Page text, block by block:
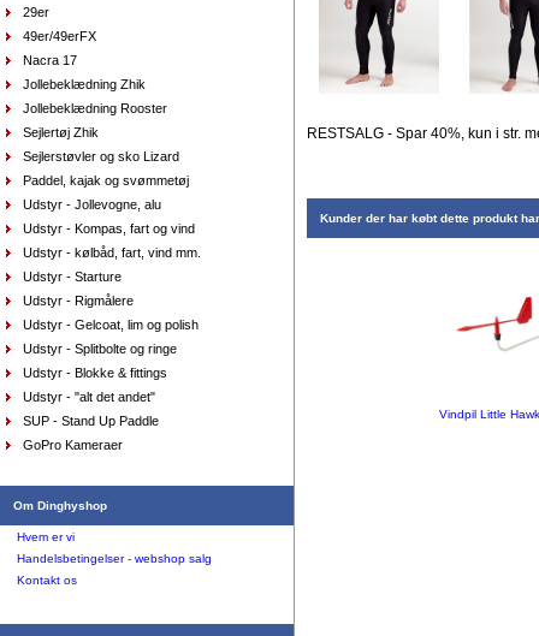
DKK449,00
DKK336,75
AquaFleece Classic RESTSALG - womens, str.
8/xs farve lilla
DKK412,80
AquaFleece Classic RESTSALG - womens, str.
29er
49er/49erFX
Nacra 17
Jollebeklædning Zhik
Jollebeklædning Rooster
Sejlertøj Zhik
Sejlerstøvler og sko Lizard
Paddel, kajak og svømmetøj
Udstyr - Jollevogne, alu
Udstyr - Kompas, fart og vind
Udstyr - kølbåd, fart, vind mm.
Udstyr - Starture
Udstyr - Rigmålere
Udstyr - Gelcoat, lim og polish
Udstyr - Splitbolte og ringe
Udstyr - Blokke & fittings
Udstyr - "alt det andet"
SUP - Stand Up Paddle
GoPro Kameraer
Om Dinghyshop
Hvem er vi
Handelsbetingelser - webshop salg
Kontakt os
RESTSALG - Spar 40%, kun i str.
Kunder der har købt dette produkt
Vindpil Little